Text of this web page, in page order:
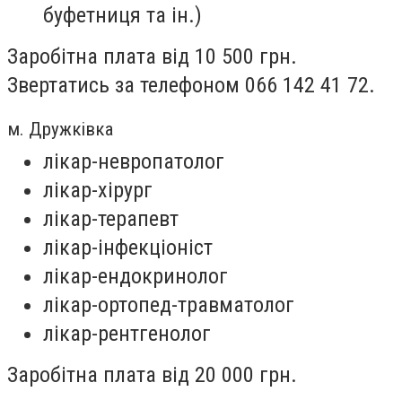
буфетниця та ін.)
Заробітна плата від 10 500 грн.
Звертатись за телефоном 066 142 41 72.
м. Дружківка
лікар-невропатолог
лікар-хірург
лікар-терапевт
лікар-інфекціоніст
лікар-ендокринолог
лікар-ортопед-травматолог
лікар-рентгенолог
Заробітна плата від 20 000 грн.